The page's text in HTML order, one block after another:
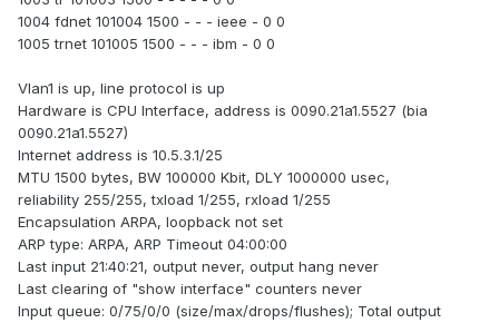
1004 fdnet 101004 1500 - - - ieee - 0 0
1005 trnet 101005 1500 - - - ibm - 0 0
Vlan1 is up, line protocol is up
Hardware is CPU Interface, address is 0090.21a1.5527 (bia
0090.21a1.5527)
Internet address is 10.5.3.1/25
MTU 1500 bytes, BW 100000 Kbit, DLY 1000000 usec,
reliability 255/255, txload 1/255, rxload 1/255
Encapsulation ARPA, loopback not set
ARP type: ARPA, ARP Timeout 04:00:00
Last input 21:40:21, output never, output hang never
Last clearing of "show interface" counters never
Input queue: 0/75/0/0 (size/max/drops/flushes); Total output